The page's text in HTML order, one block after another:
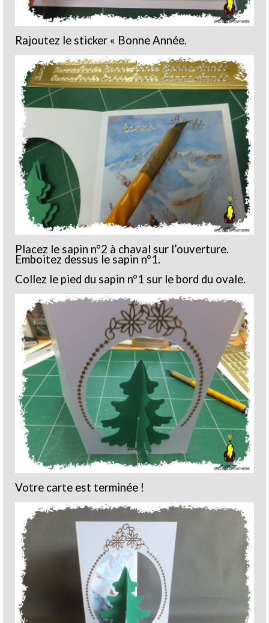
Rajoutez le sticker « Bonne Année.
Placez le sapin n°2 à chaval sur l’ouverture.
Emboitez dessus le sapin n°1.
Collez le pied du sapin n°1 sur le bord du ovale.
Votre carte est terminée !